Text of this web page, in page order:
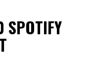
SPOTIFY